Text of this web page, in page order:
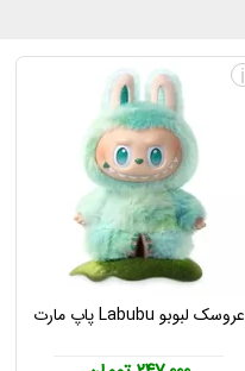
عروسک لبوبو Labubu پاپ مارت
i